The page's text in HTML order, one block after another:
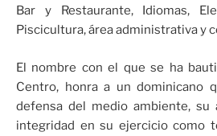
Bar y Restaurante, Idiomas,
Piscicultura, área administrativa y
El nombre con el que se ha
Centro, honra a un dominicano
defensa del medio ambiente, su
integridad en su ejercicio como